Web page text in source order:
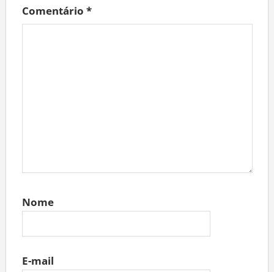
Comentário *
Nome
E-mail